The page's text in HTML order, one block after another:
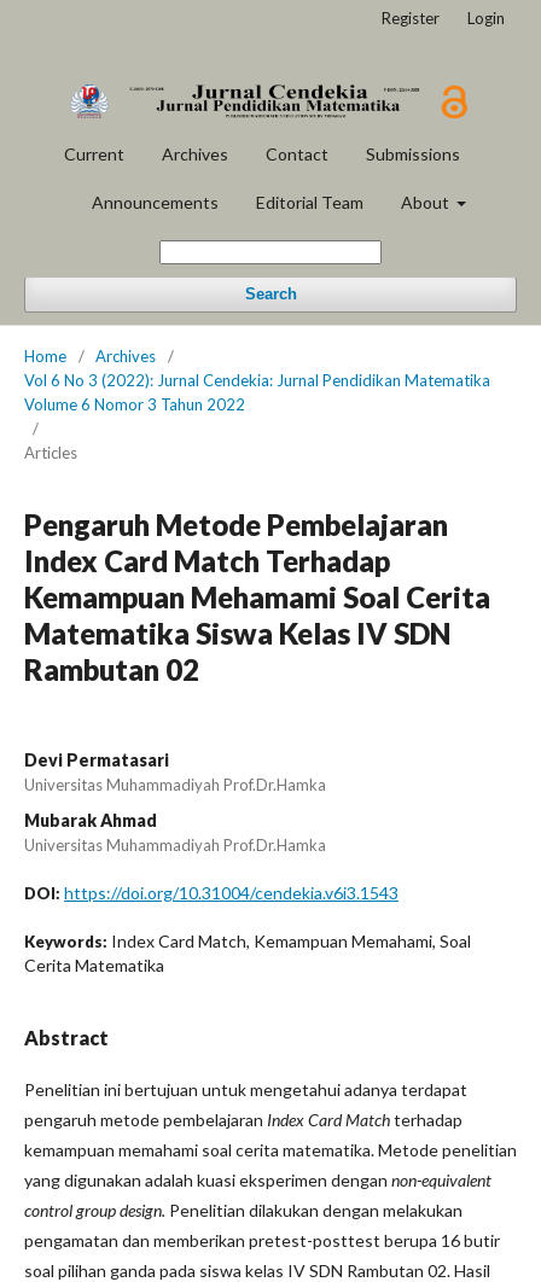
Current Archives Contact Submissions
Announcements Editorial Team About
Search
Register Login
Home / Archives
/
Vol 6 No 3 (2022): Jurnal Cendekia: Jurnal Pendidikan Matematika
Volume 6 Nomor 3 Tahun 2022
/
Articles
Pengaruh Metode Pembelajaran
Index Card Match Terhadap
Kemampuan Mehamami Soal Cerita
Matematika Siswa Kelas IV SDN
Rambutan 02
Devi Permatasari
Universitas Muhammadiyah Prof.Dr.Hamka
Mubarak Ahmad
Universitas Muhammadiyah Prof.Dr.Hamka
DOI: https://doi.org/10.31004/cendekia.v6i3.1543
Keywords: Index Card Match, Kemampuan Memahami, Soal
Cerita Matematika
Abstract
Penelitian ini bertujuan untuk mengetahui adanya terdapat
pengaruh metode pembelajaran Index Card Matchterhadap
kemampuan memahami soal cerita matematika. Metode penelitian
yang digunakan adalah kuasi eksperimen dengan non-equivalent
control group design. Penelitian dilakukan dengan melakukan
pengamatan dan memberikan pretest-posttest berupa 16 butir
soal pilihan ganda pada siswa kelas IV SDN Rambutan 02. Hasil